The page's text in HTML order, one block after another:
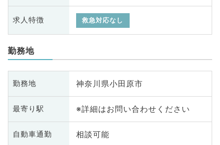
求人特徴 救急対応なし
勤務地
勤務地 神奈川県小田原市
最寄り駅 ※詳細はお問い合わせください
自動車通勤 相談可能